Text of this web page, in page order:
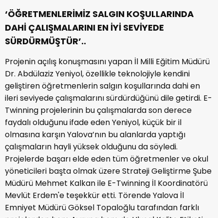
‘ÖĞRETMENLERİMİZ SALGIN KOŞULLARINDA
DAHİ ÇALIŞMALARINI EN İYİ SEVİYEDE
SÜRDÜRMÜŞTÜR’..
Projenin açılış konuşmasını yapan İl Milli Eğitim Müdürü
Dr. Abdülaziz Yeniyol, özellikle teknolojiyle kendini
geliştiren öğretmenlerin salgın koşullarında dahi en
ileri seviyede çalışmalarını sürdürdüğünü dile getirdi. E-
Twinning projelerinin bu çalışmalarda son derece
faydalı olduğunu ifade eden Yeniyol, küçük bir il
olmasına karşın Yalova’nın bu alanlarda yaptığı
çalışmaların hayli yüksek olduğunu da söyledi.
Projelerde başarı elde eden tüm öğretmenler ve okul
yöneticileri başta olmak üzere Strateji Geliştirme Şube
Müdürü Mehmet Kalkan ile E-Twinning İl Koordinatörü
Mevlüt Erdem'e teşekkür etti. Törende Yalova İl
Emniyet Müdürü Göksel Topaloğlu tarafından farklı